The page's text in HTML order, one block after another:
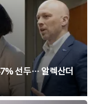
선두… 알렉산더